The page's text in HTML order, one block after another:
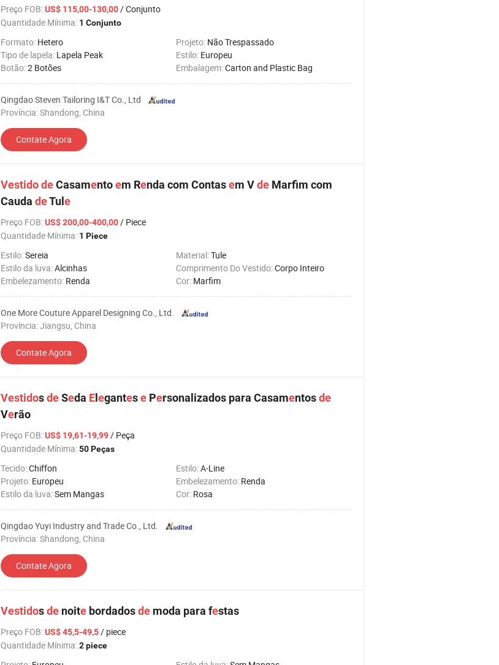
Preço FOB:US$ 115,00-130,00/ Conjunto
Quantidade Mínima: 1 Conjunto
Formato: Hetero Projeto: Não Trespassado
Tipo de lapela: Lapela Peak Estilo: Europeu
Botão:2 Botões Embalagem:Carton and Plastic Bag
Qingdao Steven Tailoring I&T Co., Ltd
Província: Shandong, China
Contate Agora
VestidodeCasamentoem Renda com Contasem Vde Marfim com
Cauda deTul e
Preço FOB:US$ 200,00-400,00/ Piece
Quantidade Mínima: 1 Piece
Estilo:Sereia Material:Tule
Estilo da luva:Alcinhas Comprimento Do Vestido:Corpo Inteiro
Embelezamento: Renda Cor: Marfim
One More Couture Apparel Designing Co., Ltd.
Província: Jiangsu, China
Contate Agora
VestidosdeSeda E egantese Personalizados para Casamentosde
Verão
Preço FOB:US$ 19,61-19,99/ Peça
Quantidade Mínima:50 Peças
Tecido:Chiffon Estilo:A-Line
Projeto: Europeu Embelezamento: Renda
Estilo da luva:Sem Mangas Cor: Rosa
Qingdao Yuyi Industry and Trade Co., Ltd.
Província: Shandong, China
Contate Agora
Vestidosde noite bordadosde moda para festas
Preço FOB:US$ 45,5-49,5/ piece
Quantidade Mínima:2 piece